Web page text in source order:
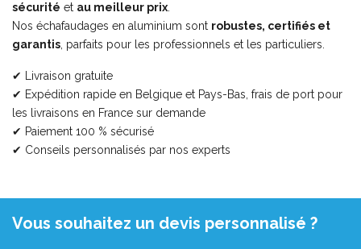
sécurité et au meilleur prix
Nos échafaudages en aluminium sont robustes, certifiés et
garantis , parfaits pour les professionnels et les particuliers.
✔ Livraison gratuite
✔ Expédition rapide en Belgique et Pays-Bas, frais de port pour
les livraisons en France sur demande
✔ Paiement 100 % sécurisé
✔ Conseils personnalisés par nos experts
Vous souhaitez un devis personnalisé ?